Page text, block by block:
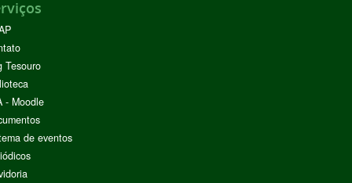
Tesouro
- Moodle
de eventos